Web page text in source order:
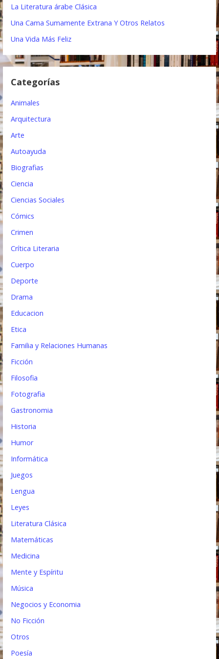
ó
n
d
n
d
a
La Literatura árabe Clásica
Una Cama Sumamente Extrana Y Otros Relatos
Una Vida Más Feliz
Categorías
Animales
Arquitectura
Arte
Autoayuda
Biografias
Ciencia
Ciencias Sociales
Cómics
Crimen
Crítica Literaria
Cuerpo
Deporte
Drama
Educacion
Etica
Familia y Relaciones Humanas
Ficción
Filosofia
Fotografia
Gastronomia
Historia
Humor
Informática
Juegos
Lengua
Leyes
Literatura Clásica
Matemáticas
Medicina
Mente y Espíritu
Música
Negocios y Economia
No Ficción
Otros
Poesía